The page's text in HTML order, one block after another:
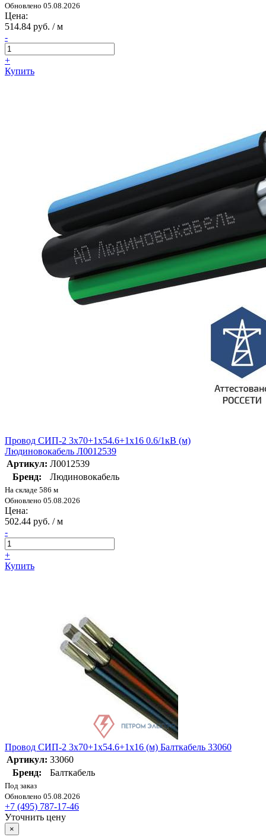
Обновлено 05.08.2026
Цена:
514.84 руб. / м
-
+
Купить
Провод СИП-2 3х70+1х54.6+1х16 0.6/1кВ (м)
Людиновокабель Л0012539
Артикул: Л0012539
Бренд:
Людиновокабель
На складе 586 м
Обновлено 05.08.2026
Цена:
502.44 руб. / м
-
+
Купить
Провод СИП-2 3х70+1х54.6+1х16 (м) Балткабель 33060
Артикул: 33060
Бренд:
Балткабель
Под заказ
Обновлено 05.08.2026
+7 (495) 787-17-46
Уточнить цену
×